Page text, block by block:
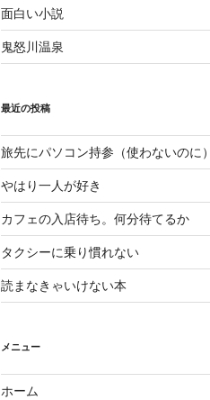
面白い小説
鬼怒川温泉
最近の投稿
旅先にパソコン持参（使わないのに）
やはり一人が好き
カフェの入店待ち。何分待てるか
タクシーに乗り慣れない
読まなきゃいけない本
メニュー
ホーム